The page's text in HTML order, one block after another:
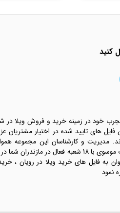
کنید
خود در زمینه خرید و فروش ویلا در
فایل های تایید شده در اختیار مشتریان
مدیریت و کارشناسان این مجموعه
طرفین معامله ها را تامین کنند. املاک موسوی با 18
به فایل های خرید ویلا در رویان ،
نمود